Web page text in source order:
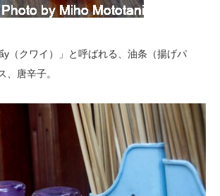
（クワイ）」と呼ばれる、油条（揚げパ
、唐辛子。